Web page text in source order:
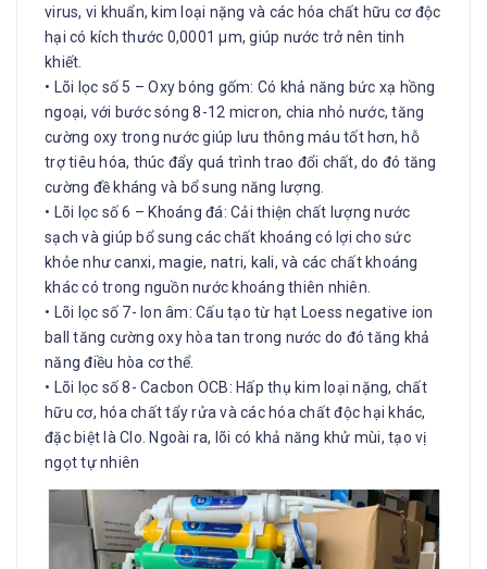
virus, vi khuẩn, kim loại nặng và các hóa chất hữu cơ độc
hại có kích thước 0,0001 µm, giúp nước trở nên tinh
khiết.
• Lõi lọc số 5 – Oxy bóng gốm: Có khả năng bức xạ hồng
ngoại, với bước sóng 8-12 micron, chia nhỏ nước, tăng
cường oxy trong nước giúp lưu thông máu tốt hơn, hỗ
trợ tiêu hóa, thúc đẩy quá trình trao đổi chất, do đó tăng
cường đề kháng và bổ sung năng lượng.
• Lõi lọc số 6 – Khoáng đá: Cải thiện chất lượng nước
sạch và giúp bổ sung các chất khoáng có lợi cho sức
khỏe như canxi, magie, natri, kali, và các chất khoáng
khác có trong nguồn nước khoáng thiên nhiên.
• Lõi lọc số 7- Ion âm: Cấu tạo từ hạt Loess negative ion
ball tăng cường oxy hòa tan trong nước do đó tăng khả
năng điều hòa cơ thể.
• Lõi lọc số 8- Cacbon OCB: Hấp thụ kim loại nặng, chất
hữu cơ, hóa chất tẩy rửa và các hóa chất độc hại khác,
đặc biệt là Clo. Ngoài ra, lõi có khả năng khử mùi, tạo vị
ngọt tự nhiên